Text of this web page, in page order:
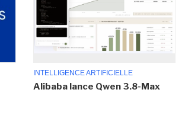
INTELLIGENCE ARTIFICIELLE
Alibaba lance Qwen 3.8-Max